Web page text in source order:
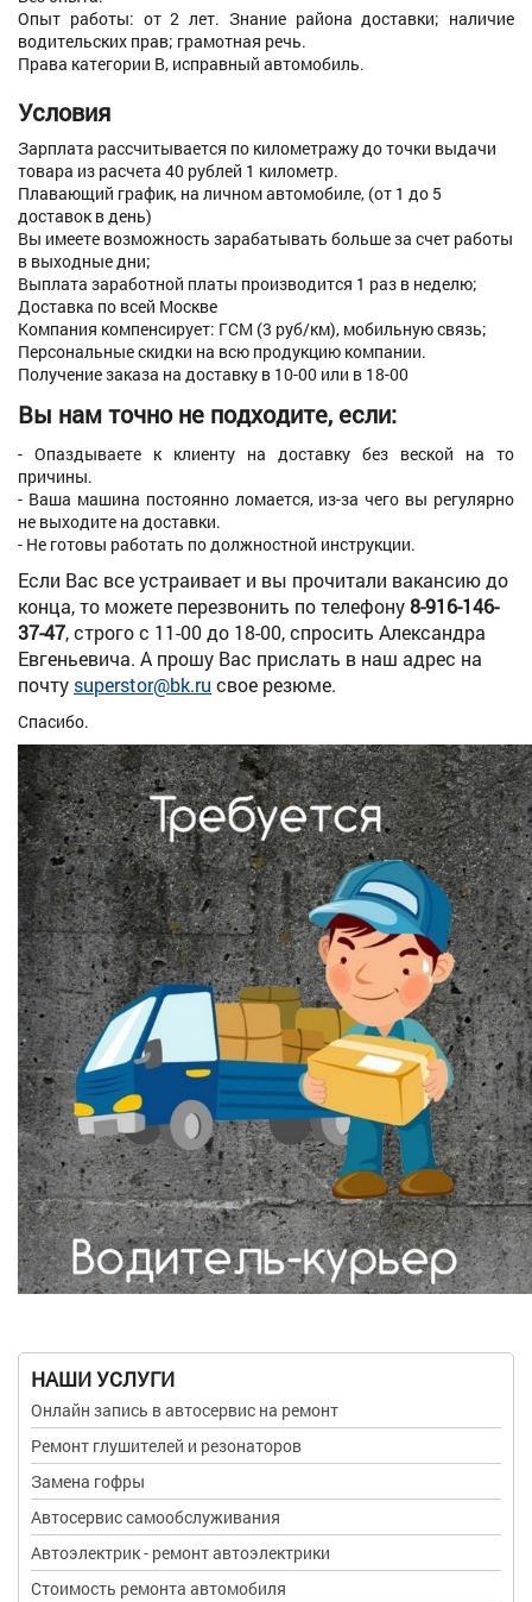
Опыт работы: от 2 лет. Знание района доставки; наличие
водительских прав; грамотная речь.
Права категории B, исправный автомобиль.
Условия
Зарплата рассчитывается по километражу до точки выдачи
товара из расчета 40 рублей 1 километр.
Плавающий график, на личном автомобиле, (от 1 до 5
доставок в день)
Вы имеете возможность зарабатывать больше за счет работы
в выходные дни;
Выплата заработной платы производится 1 раз в неделю;
Доставка по всей Москве
Компания компенсирует: ГСМ (3 руб/км), мобильную связь;
Персональные скидки на всю продукцию компании.
Получение заказа на доставку в 10-00 или в 18-00
Вы нам точно не подходите, если:
- Опаздываете к клиенту на доставку без веской на то
причины.
- Ваша машина постоянно ломается, из-за чего вы регулярно
не выходите на доставки.
- Не готовы работать по должностной инструкции.
Если Вас все устраивает и вы прочитали вакансию до
конца, то можете перезвонить по телефону8-916-146-
37-47, строго с 11-00 до 18-00, спросить Александра
Евгеньевича. А прошу Вас прислать в наш адрес на
почту superstor@bk.ru свое резюме.
Спасибо.
НАШИ УСЛУГИ
Онлайн запись в автосервис на ремонт
Ремонт глушителей и резонаторов
Замена гофры
Автосервис самообслуживания
Автоэлектрик - ремонт автоэлектрики
Стоимость ремонта автомобиля